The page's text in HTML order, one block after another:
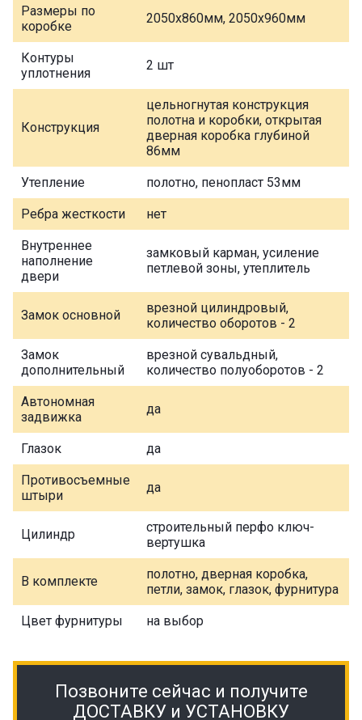
Размеры по
коробке
2050х860мм, 2050х960мм
Контуры
уплотнения
2 шт
Конструкция
цельногнутая конструкция
полотна и коробки, открытая
дверная коробка глубиной
86мм
Утепление полотно, пенопласт 53мм
Ребра жесткости нет
Внутреннее
наполнение
двери
замковый карман, усиление
петлевой зоны, утеплитель
Замок основной
врезной цилиндровый,
количество оборотов - 2
Замок
дополнительный
врезной сувальдный,
количество полуоборотов - 2
Автономная
задвижка
да
Глазок да
Противосъемные
штыри
да
Цилиндр
строительный перфо ключ-
вертушка
В комплекте
полотно, дверная коробка,
петли, замок, глазок, фурнитура
Цвет фурнитуры на выбор
Позвоните сейчас и получите
ДОСТАВКУ и УСТАНОВКУ